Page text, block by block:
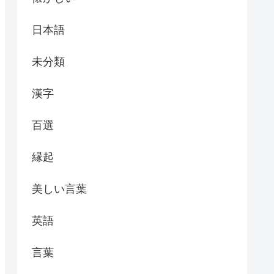
日本語
未分類
漢字
百選
縁起
美しい言葉
英語
言葉